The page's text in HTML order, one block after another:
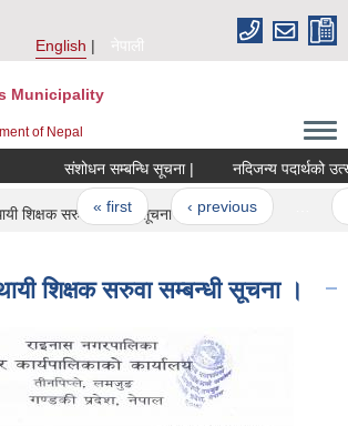
English
नेपाली
Municipality
of Nepal
संशोधन सम्बन्धि सूचना |
Pages
« first ‹ previous
शिक्षक सरुवा सम्बन्धी सूचना ।
शिक्षक सरुवा सम्बन्धी सूचना ।